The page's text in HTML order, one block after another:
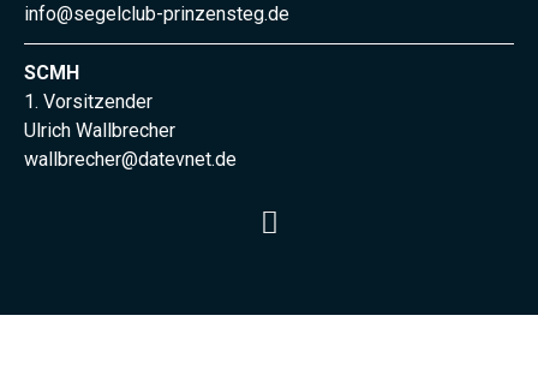
info@segelclub-prinzensteg.de
SCMH
1. Vorsitzender
Ulrich Wallbrecher
wallbrecher@datevnet.de